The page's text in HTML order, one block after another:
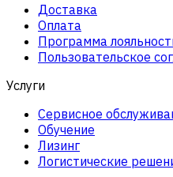
Доставка
Оплата
Программа
Пользовательское
Услуги
Сервисное
Обучение
Лизинг
Логистические